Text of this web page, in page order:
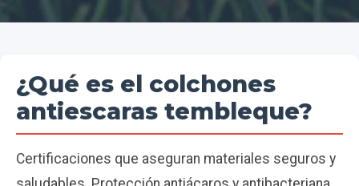
¿Qué es el colchones
antiescaras tembleque?
Certificaciones que aseguran materiales seguros y